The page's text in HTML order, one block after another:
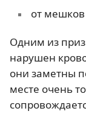
от
Одним из
нарушен
они заметны
месте очень